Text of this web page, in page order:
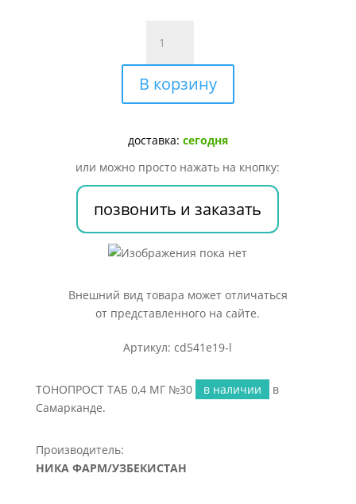
товара
ТОНОПРОСТ
ТАБ
0,4
№30
В корзину
доставка: сегодня
или можно просто нажать на кнопку:
позвонить и заказать
Внешний вид товара может отличаться
от представленного на сайте.
Артикул: cd541e19-l
ТОНОПРОСТ ТАБ 0,4 МГ №30 в наличии
в
Самарканде.
Производитель:
НИКА ФАРМ/УЗБЕКИСТАН